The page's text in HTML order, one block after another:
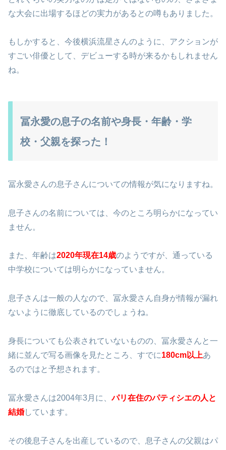
な大会に出場するほどの実力があるとの噂もありました。
もしかすると、今後横浜流星さんのように、アクションが
すごい俳優として、デビューする時が来るかもしれません
ね。
冨永愛の息子の名前や身長・年齢・学
校・父親を探った！
冨永愛さんの息子さんについての情報が気になりますね。
息子さんの名前については、今のところ明らかになってい
ません。
また、年齢は2020年現在14歳のようですが、通っている
中学校については明らかになっていません。
息子さんは一般の人なので、冨永愛さん自身が情報が漏れ
ないように徹底しているのでしょうね。
身長についても公表されていないものの、冨永愛さんと一
緒に並んで写る画像を見たところ、すでに180cm以上あ
るのではと予想されます。
冨永愛さんは2004年3月に、パリ在住のパティシエの人と
結婚しています。
その後息子さんを出産しているので、息子さんの父親はパ